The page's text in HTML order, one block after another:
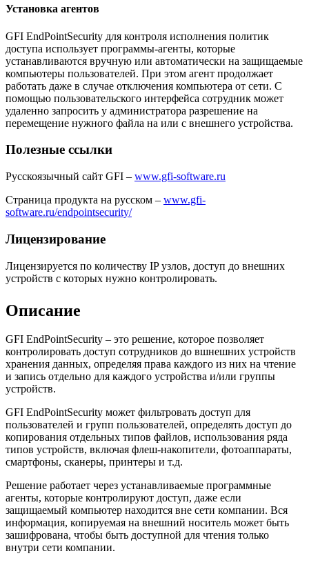
Установка агентов
GFI EndPointSecurity для контроля исполнения политик
доступа использует программы-агенты, которые
устанавливаются вручную или автоматически на защищаемые
компьютеры пользователей. При этом агент продолжает
работать даже в случае отключения компьютера от сети. С
помощью пользовательского интерфейса сотрудник может
удаленно запросить у администратора разрешение на
перемещение нужного файла на или с внешнего устройства.
Полезные ссылки
Русскоязычный сайт GFI – www.gfi-software.ru
Страница продукта на русском – www.gfi-
software.ru/endpointsecurity/
Лицензирование
Лицензируется по количеству IP узлов, доступ до внешних
устройств с которых нужно контролировать.
Описание
GFI EndPointSecurity – это решение, которое позволяет
контролировать доступ сотрудников до вшнешних устройств
хранения данных, определяя права каждого из них на чтение
и запись отдельно для каждого устройства и/или группы
устройств.
GFI EndPointSecurity может фильтровать доступ для
пользователей и групп пользователей, определять доступ до
копирования отдельных типов файлов, использования ряда
типов устройств, включая флеш-накопители, фотоаппараты,
смартфоны, сканеры, принтеры и т.д.
Решение работает через устанавливаемые программные
агенты, которые контролируют доступ, даже если
защищаемый компьютер находится вне сети компании. Вся
информация, копируемая на внешний носитель может быть
зашифрована, чтобы быть доступной для чтения только
внутри сети компании.